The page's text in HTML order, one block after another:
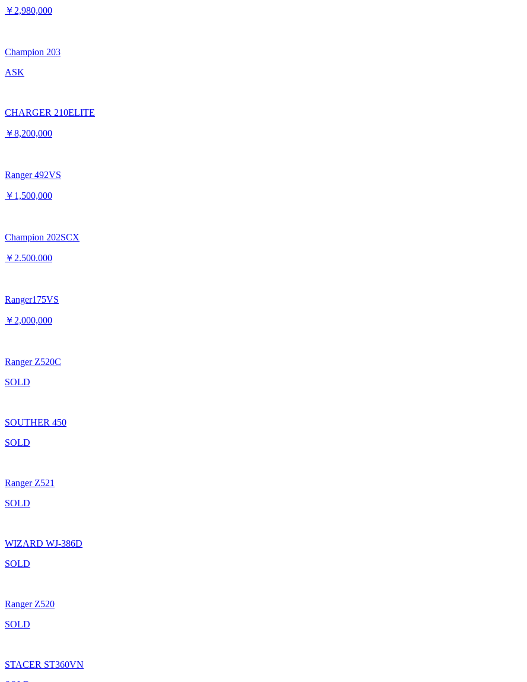
￥2,980,000
Champion 203
ASK
CHARGER 210ELITE
￥8,200,000
Ranger 492VS
￥1,500,000
Champion 202SCX
￥2.500.000
Ranger175VS
￥2,000,000
Ranger Z520C
SOLD
SOUTHER 450
SOLD
Ranger Z521
SOLD
WIZARD WJ-386D
SOLD
Ranger Z520
SOLD
STACER ST360VN